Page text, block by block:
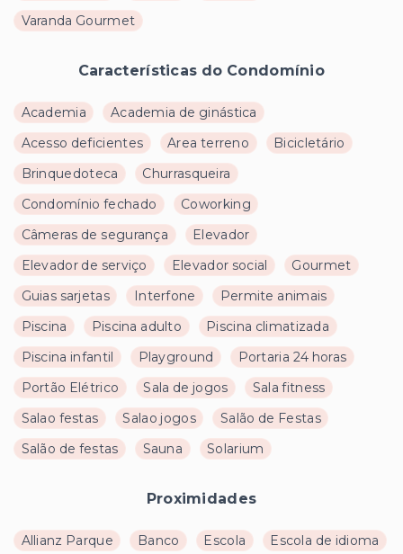
Varanda Gourmet
Características do Condomínio
Academia
Academia de ginástica
Acesso deficientes
Area terreno
Bicicletário
Brinquedoteca
Churrasqueira
Condomínio fechado
Coworking
Câmeras de segurança
Elevador
Elevador de serviço
Elevador social
Gourmet
Guias sarjetas
Interfone
Permite animais
Piscina
Piscina adulto
Piscina climatizada
Piscina infantil
Playground
Portaria 24 horas
Portão Elétrico
Sala de jogos
Sala fitness
Salao festas
Salao jogos
Salão de Festas
Salão de festas
Sauna Solarium
Proximidades
Allianz Parque Banco Escola Escola de idioma